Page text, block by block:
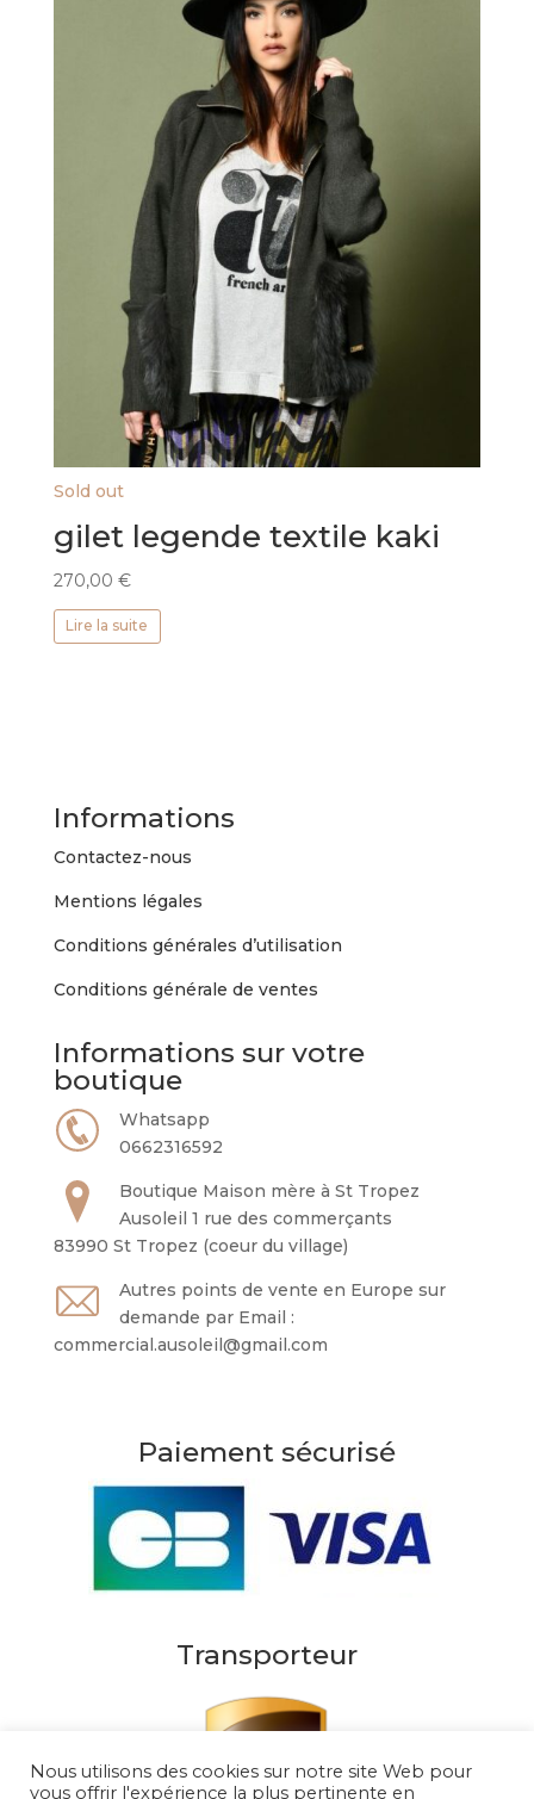
Sold out
gilet legende textile kaki
270,00 €
Lire la suite
Informations
Contactez-nous
Mentions légales
Conditions générales d’utilisation
Conditions générale de ventes
Informations sur votre
boutique
Whatsapp
0662316592
Boutique Maison mère à St Tropez
Ausoleil 1 rue des commerçants
83990 St Tropez (coeur du village)
Autres points de vente en Europe sur
demande par Email :
commercial.ausoleil@gmail.com
Paiement sécurisé
Transporteur
Nous utilisons des cookies sur notre site Web pour
vous offrir l'expérience la plus pertinente en